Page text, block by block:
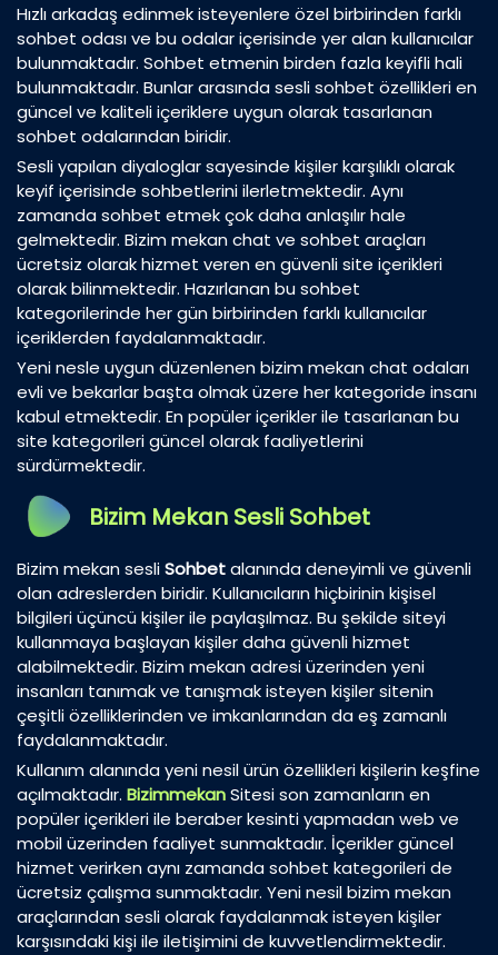
Hızlı arkadaş edinmek isteyenlere özel birbirinden farklı
sohbet odası ve bu odalar içerisinde yer alan kullanıcılar
bulunmaktadır. Sohbet etmenin birden fazla keyifli hali
bulunmaktadır. Bunlar arasında sesli sohbet özellikleri en
güncel ve kaliteli içeriklere uygun olarak tasarlanan
sohbet odalarından biridir.
Sesli yapılan diyaloglar sayesinde kişiler karşılıklı olarak
keyif içerisinde sohbetlerini ilerletmektedir. Aynı
zamanda sohbet etmek çok daha anlaşılır hale
gelmektedir. Bizim mekan chat ve sohbet araçları
ücretsiz olarak hizmet veren en güvenli site içerikleri
olarak bilinmektedir. Hazırlanan bu sohbet
kategorilerinde her gün birbirinden farklı kullanıcılar
içeriklerden faydalanmaktadır.
Yeni nesle uygun düzenlenen bizim mekan chat odaları
evli ve bekarlar başta olmak üzere her kategoride insanı
kabul etmektedir. En popüler içerikler ile tasarlanan bu
site kategorileri güncel olarak faaliyetlerini
sürdürmektedir.
Bizim Mekan Sesli Sohbet
Bizim mekan sesliSohbetalanında deneyimli ve güvenli
olan adreslerden biridir. Kullanıcıların hiçbirinin kişisel
bilgileri üçüncü kişiler ile paylaşılmaz. Bu şekilde siteyi
kullanmaya başlayan kişiler daha güvenli hizmet
alabilmektedir. Bizim mekan adresi üzerinden yeni
insanları tanımak ve tanışmak isteyen kişiler sitenin
çeşitli özelliklerinden ve imkanlarından da eş zamanlı
faydalanmaktadır.
Kullanım alanında yeni nesil ürün özellikleri kişilerin keşfine
açılmaktadır. BizimmekanSitesi son zamanların en
popüler içerikleri ile beraber kesinti yapmadan web ve
mobil üzerinden faaliyet sunmaktadır. İçerikler güncel
hizmet verirken aynı zamanda sohbet kategorileri de
ücretsiz çalışma sunmaktadır. Yeni nesil bizim mekan
araçlarından sesli olarak faydalanmak isteyen kişiler
karşısındaki kişi ile iletişimini de kuvvetlendirmektedir.